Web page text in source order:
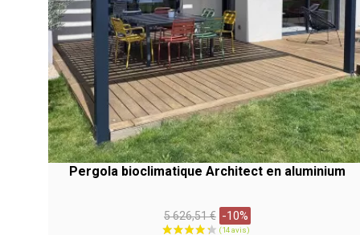
Pergola bioclimatique Architect en aluminium
Prix
5 626,51 € -10%
APERÇU RAPIDE